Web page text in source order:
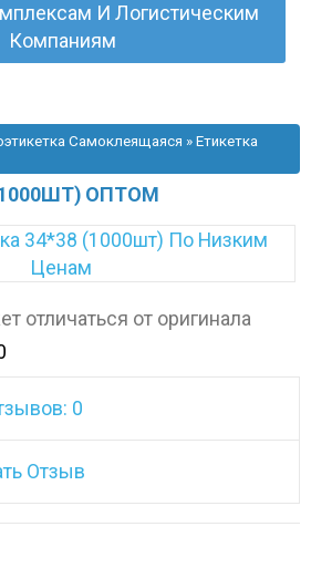
И Логистическим
Компаниям
Самоклеящаяся » Етикетка
ОПТОМ
отличаться от оригинала
0
Отзыв